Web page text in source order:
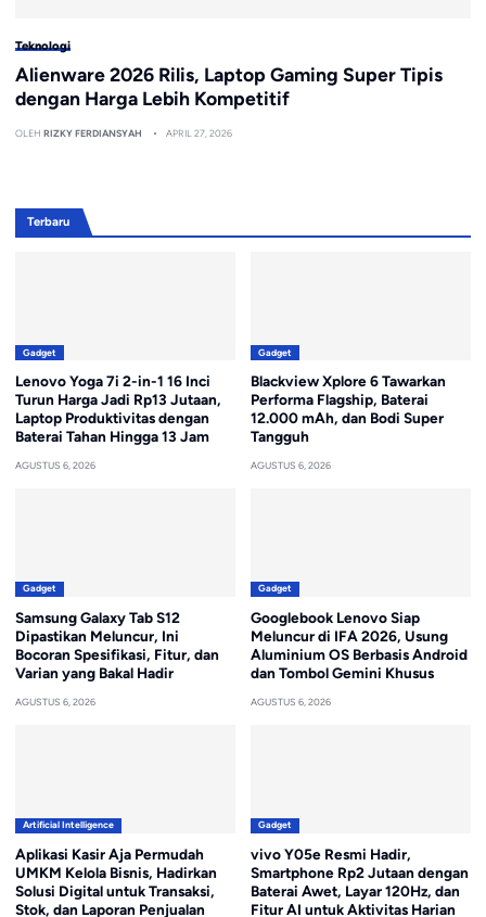
Teknologi
Alienware 2026 Rilis, Laptop Gaming Super Tipis
dengan Harga Lebih Kompetitif
OLEH RIZKY FERDIANSYAH APRIL 27, 2026
Terbaru
Gadget
Lenovo Yoga 7i 2-in-1 16 Inci
Turun Harga Jadi Rp13 Jutaan,
Laptop Produktivitas dengan
Baterai Tahan Hingga 13 Jam
AGUSTUS 6, 2026
Gadget
Blackview Xplore 6 Tawarkan
Performa Flagship, Baterai
12.000 mAh, dan Bodi Super
Tangguh
AGUSTUS 6, 2026
Gadget
Samsung Galaxy Tab S12
Dipastikan Meluncur, Ini
Bocoran Spesifikasi, Fitur, dan
Varian yang Bakal Hadir
AGUSTUS 6, 2026
Gadget
Googlebook Lenovo Siap
Meluncur di IFA 2026, Usung
Aluminium OS Berbasis Android
dan Tombol Gemini Khusus
AGUSTUS 6, 2026
Artificial Intelligence
Aplikasi Kasir Aja Permudah
UMKM Kelola Bisnis, Hadirkan
Solusi Digital untuk Transaksi,
Stok, dan Laporan Penjualan
Gadget
vivo Y05e Resmi Hadir,
Smartphone Rp2 Jutaan dengan
Baterai Awet, Layar 120Hz, dan
Fitur AI untuk Aktivitas Harian